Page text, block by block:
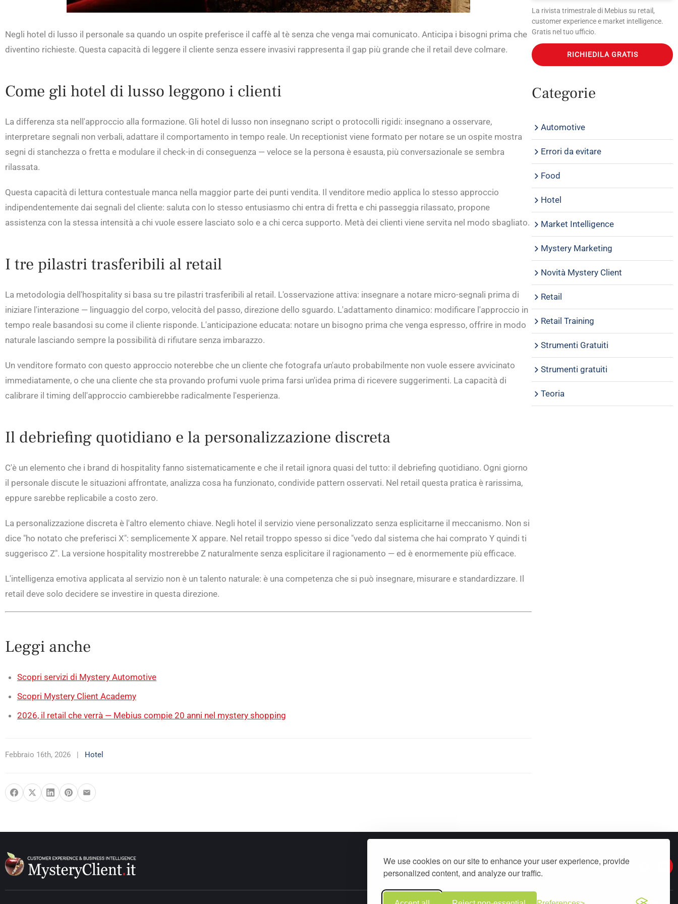
We use cookies on our site to enhance your user experience, provide
personalized content, and analyze our traffic.
Negli hotel di lusso il personale sa quando un ospite preferisce il caffè al tè senza che venga mai comunicato. Anticipa i bisogni prima che
diventino richieste. Questa capacità di leggere il cliente senza essere invasivi rappresenta il gap più grande che il retail deve colmare.
Come gli hotel di lusso leggono i clienti
La differenza sta nell'approccio alla formazione. Gli hotel di lusso non insegnano script o protocolli rigidi: insegnano a osservare,
interpretare segnali non verbali, adattare il comportamento in tempo reale. Un receptionist viene formato per notare se un ospite mostra
segni di stanchezza o fretta e modulare il check-in di conseguenza — veloce se la persona è esausta, più conversazionale se sembra
rilassata.
Questa capacità di lettura contestuale manca nella maggior parte dei punti vendita. Il venditore medio applica lo stesso approccio
indipendentemente dai segnali del cliente: saluta con lo stesso entusiasmo chi entra di fretta e chi passeggia rilassato, propone
assistenza con la stessa intensità a chi vuole essere lasciato solo e a chi cerca supporto. Metà dei clienti viene servita nel modo sbagliato.
I tre pilastri trasferibili al retail
La metodologia dell'hospitality si basa su tre pilastri trasferibili al retail. L'osservazione attiva: insegnare a notare micro-segnali prima di
iniziare l'interazione — linguaggio del corpo, velocità del passo, direzione dello sguardo. L'adattamento dinamico: modificare l'approccio in
tempo reale basandosi su come il cliente risponde. L'anticipazione educata: notare un bisogno prima che venga espresso, offrire in modo
naturale lasciando sempre la possibilità di rifiutare senza imbarazzo.
Un venditore formato con questo approccio noterebbe che un cliente che fotografa un'auto probabilmente non vuole essere avvicinato
immediatamente, o che una cliente che sta provando profumi vuole prima farsi un'idea prima di ricevere suggerimenti. La capacità di
calibrare il timing dell'approccio cambierebbe radicalmente l'esperienza.
Il debriefing quotidiano e la personalizzazione discreta
C'è un elemento che i brand di hospitality fanno sistematicamente e che il retail ignora quasi del tutto: il debriefing quotidiano. Ogni giorno
il personale discute le situazioni affrontate, analizza cosa ha funzionato, condivide pattern osservati. Nel retail questa pratica è rarissima,
eppure sarebbe replicabile a costo zero.
La personalizzazione discreta è l'altro elemento chiave. Negli hotel il servizio viene personalizzato senza esplicitarne il meccanismo. Non si
dice "ho notato che preferisci X": semplicemente X appare. Nel retail troppo spesso si dice "vedo dal sistema che hai comprato Y quindi ti
suggerisco Z". La versione hospitality mostrerebbe Z naturalmente senza esplicitare il ragionamento — ed è enormemente più efficace.
L'intelligenza emotiva applicata al servizio non è un talento naturale: è una competenza che si può insegnare, misurare e standardizzare. Il
retail deve solo decidere se investire in questa direzione.
Leggi anche
Scopri servizi di Mystery Automotive
Scopri Mystery Client Academy
2026, il retail che verrà — Mebius compie 20 anni nel mystery shopping
Febbraio 16th, 2026 | Hotel
La rivista trimestrale di Mebius su retail,
customer experience e market intelligence.
Gratis nel tuo ufficio.
RICHIEDILA GRATIS
Categorie
Automotive
Errori da evitare
Food
Hotel
Market Intelligence
Mystery Marketing
Novità Mystery Client
Retail
Retail Training
Strumenti Gratuiti
Strumenti gratuiti
Teoria